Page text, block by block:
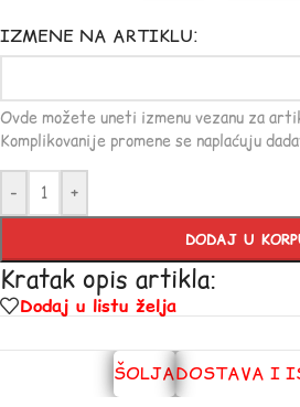
IZMENE NA ARTIKLU:
Ovde možete uneti izmenu vezanu za
Komplikovanije promene se naplaćuju
- +
DODAJ U
Kratak opis artikla:
Dodaj u listu želja
ŠOLJADOSTAVA I